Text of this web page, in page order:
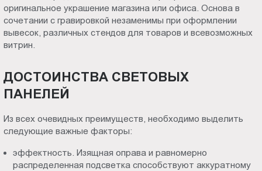
оригинальное украшение магазина или офиса. Основа в
сочетании с гравировкой незаменимы при оформлении
вывесок, различных стендов для товаров и всевозможных
витрин.
ДОСТОИНСТВА СВЕТОВЫХ
ПАНЕЛЕЙ
Из всех очевидных преимуществ, необходимо выделить
следующие важные факторы:
эффектность. Изящная оправа и равномерно
распределенная подсветка способствуют аккуратному